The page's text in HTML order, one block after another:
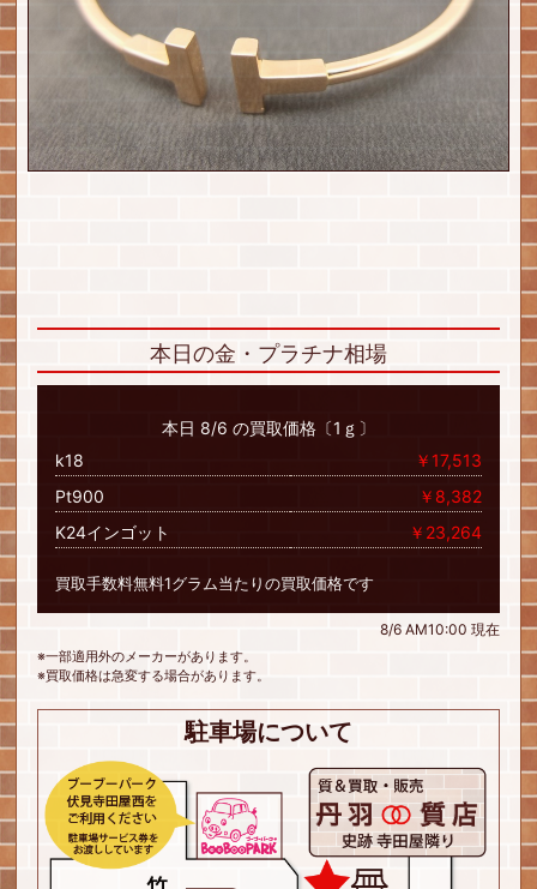
本日の金・プラチナ相場
本日 8/6 の買取価格〔1ｇ〕
k18
￥17,513
Pt900
￥8,382
K24インゴット
￥23,264
買取手数料無料1グラム当たりの買取価格です
8/6 AM10:00 現在
※一部適用外のメーカーがあります。
※買取価格は急変する場合があります。
駐車場について